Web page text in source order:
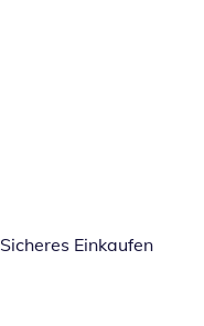
Sicheres Einkaufen